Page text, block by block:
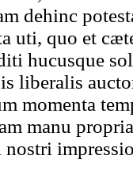
dehinc
uti, quo et
hucusque
liberalis
momenta
manu